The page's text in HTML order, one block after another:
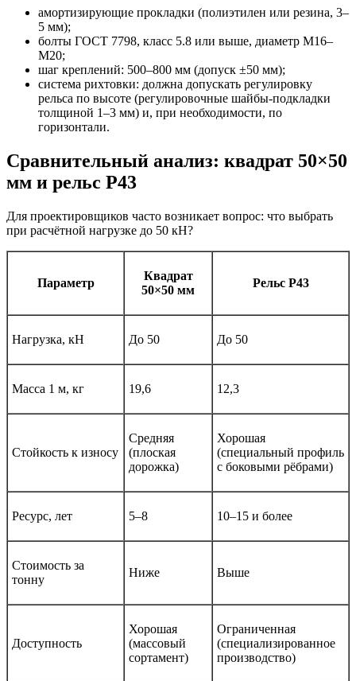
амортизирующие прокладки (полиэтилен или резина, 3–
5 мм);
болты ГОСТ 7798, класс 5.8 или выше, диаметр М16–
М20;
шаг креплений: 500–800 мм (допуск ±50 мм);
система рихтовки: должна допускать регулировку
рельса по высоте (регулировочные шайбы-подкладки
толщиной 1–3 мм) и, при необходимости, по
горизонтали.
Сравнительный анализ: квадрат 50×50
мм и рельс Р43
Для проектировщиков часто возникает вопрос: что выбрать
при расчётной нагрузке до 50 кН?
Параметр
Квадрат
50×50 мм
Рельс Р43
Нагрузка, кН До 50 До 50
Масса 1 м, кг 19,6 12,3
Стойкость к износу
Средняя
(плоская
дорожка)
Хорошая
(специальный профиль
с боковыми рёбрами)
Ресурс, лет 5–8 10–15 и более
Стоимость за
тонну
Ниже Выше
Доступность
Хорошая
(массовый
сортамент)
Ограниченная
(специализированное
производство)